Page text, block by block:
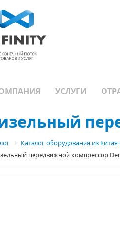
УСЛУГИ
Каталог оборудования из
передвижной компрессор